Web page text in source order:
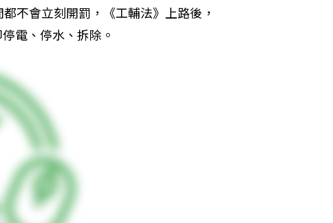
不會立刻開罰，《工輔法》上路後，
電、停水、拆除。